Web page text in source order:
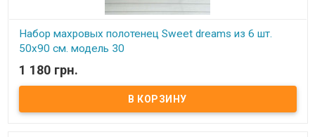
Набор махровых полотенец Sweet dreams из 6 шт.
50x90 см. модель 30
В наличии
Набор махровых полотенец Sweet dreams из 6 шт. 50x90 см.
Комплектность: 50х90 см (6 шт. ) Состав: махра, 100% хлопок.
Плотность: 550 г/м.кв. Упаковка: ПВХ Производитель: Sweet
1 180 грн.